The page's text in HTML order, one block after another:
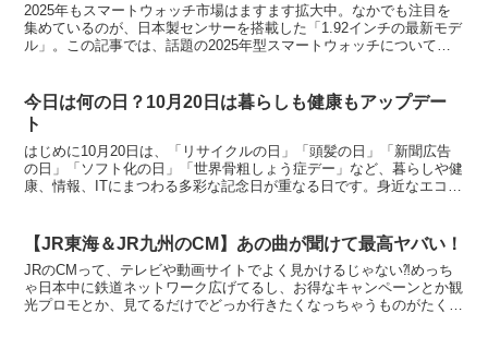
2025年もスマートウォッチ市場はますます拡大中。なかでも注目を
集めているのが、日本製センサーを搭載した「1.92インチの最新モデ
ル」。この記事では、話題の2025年型スマートウォッチについて詳
今日は何の日？10月20日は暮らしも健康もアップデー
ト
はじめに10月20日は、「リサイクルの日」「頭髪の日」「新聞広告
の日」「ソフト化の日」「世界骨粗しょう症デー」など、暮らしや健
康、情報、ITにまつわる多彩な記念日が重なる日です。身近なエコ活
【JR東海＆JR九州のCM】あの曲が聞けて最高ヤバい！
JRのCMって、テレビや動画サイトでよく見かけるじゃない⁈めっち
ゃ日本中に鉄道ネットワーク広げてるし、お得なキャンペーンとか観
光プロモとか、見てるだけでどっか行きたくなっちゃうものがたくさ